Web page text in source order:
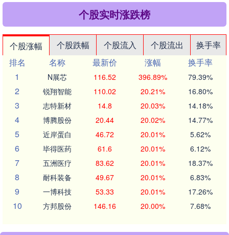
个股实时涨跌榜
个股涨幅 个股跌幅 个股流入 个股流出
换手率
排名
名称 最新价 涨幅
换手率
1
N展芯 116.52 396.89% 79.39%
2 锐翔智能 110.02 20.21% 16.80%
3 志特新材 14.8 20.03% 14.18%
4 博腾股份 20.44 20.02% 14.77%
5 近岸蛋白 46.72 20.01% 5.62%
6 毕得医药 61.6 20.01% 6.12%
7 五洲医疗 83.62 20.01% 18.37%
8 耐科装备 49.67 20.01% 6.83%
9 一博科技 53.33 20.01% 17.26%
10 方邦股份 146.16 20.00% 7.68%